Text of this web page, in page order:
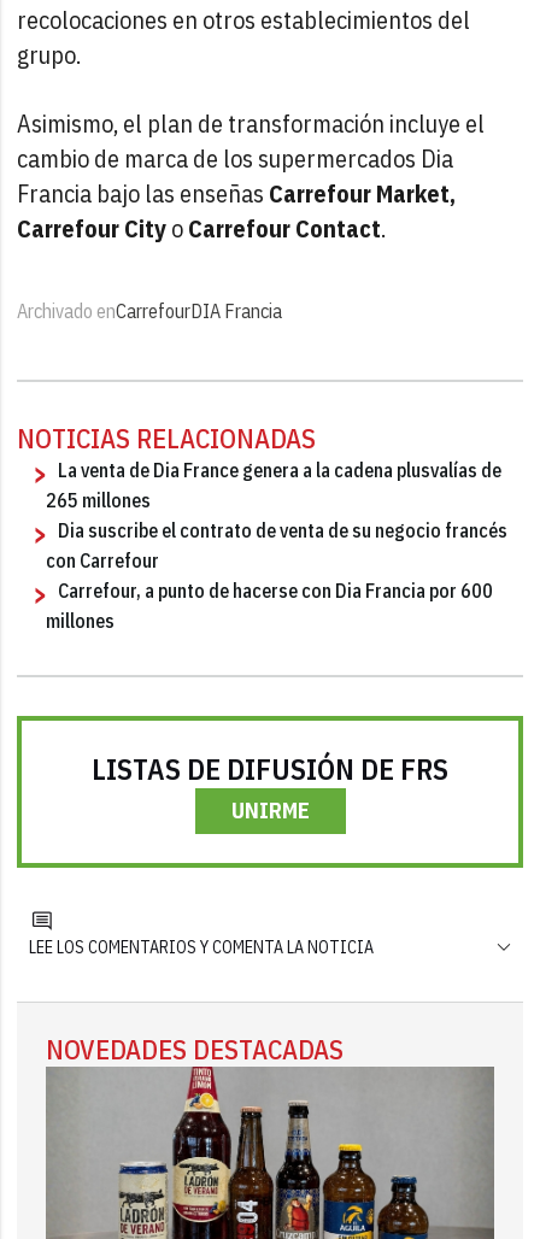
recolocaciones en otros establecimientos del
grupo.
Asimismo, el plan de transformación incluye el
cambio de marca de los supermercados Dia
Francia bajo las enseñas Carrefour Market,
Carrefour CityoCarrefour Contact.
Archivado enCarrefourDIA Francia
NOTICIAS RELACIONADAS
La venta de Dia France genera a la cadena plusvalías de
265 millones
Dia suscribe el contrato de venta de su negocio francés
con Carrefour
Carrefour, a punto de hacerse con Dia Francia por 600
millones
LISTAS DE DIFUSIÓN DE FRS
UNIRME
LEE LOS COMENTARIOS Y COMENTA LA NOTICIA
NOVEDADES DESTACADAS